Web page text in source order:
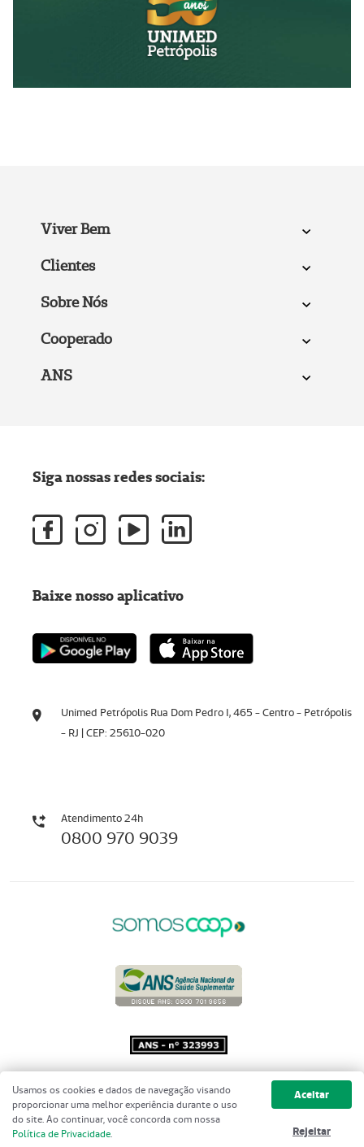
Viver Bem
Clientes
Sobre Nós
Cooperado
ANS
Unimed Petrópolis Rua Dom Pedro I, 465 - Centro - Petrópolis
- RJ | CEP: 25610-020
Atendimento 24h
0800 970 9039
Siga nossas redes sociais:
Baixe nosso aplicativo
Copyright 2001 - 2026 Unimed do
Brasil - Todos os direitos reservados
Usamos os cookies e dados de navegação visando
proporcionar uma melhor experiência durante o uso
do site. Ao continuar, você concorda com nossa
Política de Privacidade.
Aceitar
Rejeitar